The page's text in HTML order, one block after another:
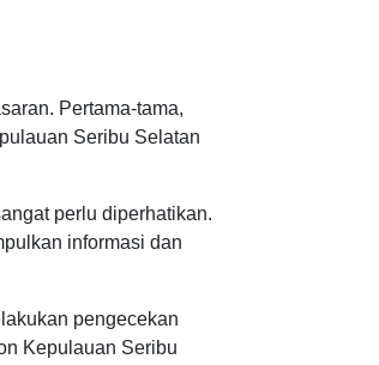
Pertama-tama,
Seribu Selatan
perlu diperhatikan.
informasi dan
pengecekan
Kepulauan Seribu